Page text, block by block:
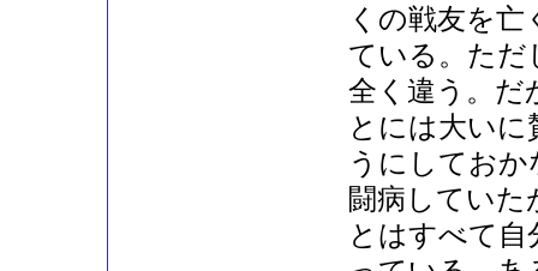
くの戦友を
ている。ただ
全く違う。だ
とには大いに
うにしてお
闘病していた
とはすべて